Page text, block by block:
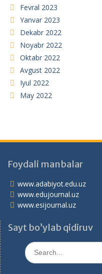
Fevral 2023
Yanvar 2023
Dekabr 2022
Noyabr 2022
Oktabr 2022
Avgust 2022
Iyul 2022
May 2022
Foydali manbalar
www.adabiyot.edu.uz
www.edujournal.uz
www.esijournal.uz
Sayt bo’ylab qidiruv
Search
for: